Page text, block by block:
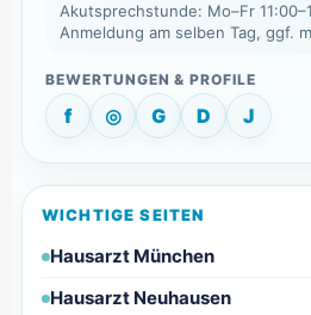
Akutsprechstunde: Mo–Fr
Anmeldung am selben Tag, ggf.
f ◎ G D J
WICHTIGE SEITEN
Hausarzt München
Hausarzt Neuhausen